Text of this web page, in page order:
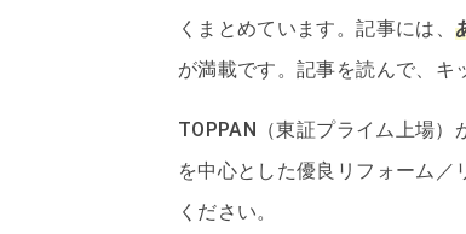
くまとめています。記事には、
が満載です。記事を読んで、キ
TOPPAN（東証プライム上場
を中心とした優良リフォーム
ください。